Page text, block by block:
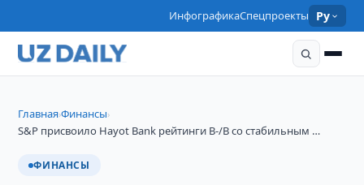
ИнфографикаСпецпроекты Ру
Главная›Финансы›
​​​​​​​S&P присвоило Hayot Bank рейтинги B-/B со стабильным …
ФИНАНСЫ